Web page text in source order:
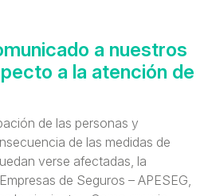
a nuestros
a la atención de
de las personas y
de las medidas de
verse afectadas, la
de Seguros – APESEG,